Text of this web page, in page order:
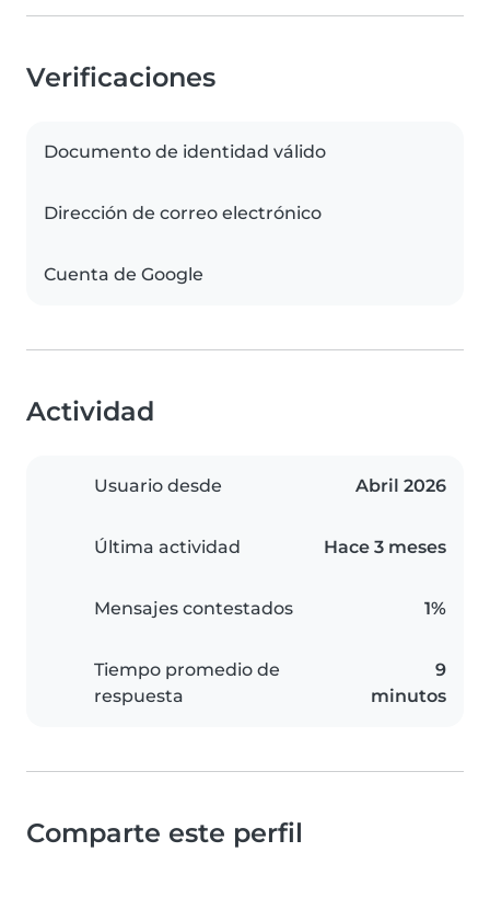
Verificaciones
Documento de identidad válido
Dirección de correo electrónico
Cuenta de Google
Actividad
Usuario desde Abril 2026
Última actividad Hace 3 meses
Mensajes contestados 1%
Tiempo promedio de
respuesta
9
minutos
Comparte este perfil